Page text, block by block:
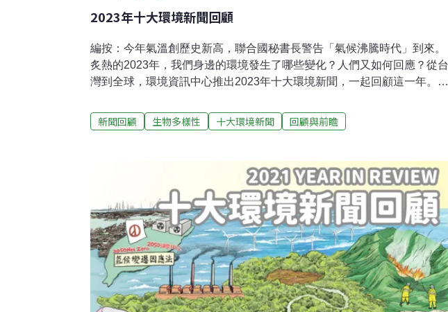
2023年十大環境新聞回顧
編按：今年氣溫創歷史新高，聯合國秘書長警告「氣候沸騰時代」到來。
炙熱的2023年，我們身邊的環境發生了哪些變化？人們又如何回應？從台
灣到全球，環境資訊中心推出2023年十大環境新聞，一起回顧這一年。氣
立法院三讀通過，更名為《氣候變遷因應法》，簡稱氣候法。2月15日，
總統蔡英文公布修正實行，內容包括「2050淨零排放」目標入法，氣候調
法，我國第一個碳權交易所8月於高雄成立，開放企業用於自身碳中和需
求。首筆國外碳權12月開賣，國內碳權交易預計於2024年中上架。
新聞回顧 生物多樣性 十大環境新聞 回顧與前瞻